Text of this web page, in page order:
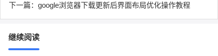
下一篇：google浏览器下载更新后界面布局优化操作教程
继续阅读